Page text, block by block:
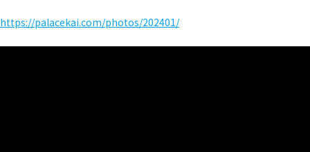
https://palacekai.com/photos/202401/